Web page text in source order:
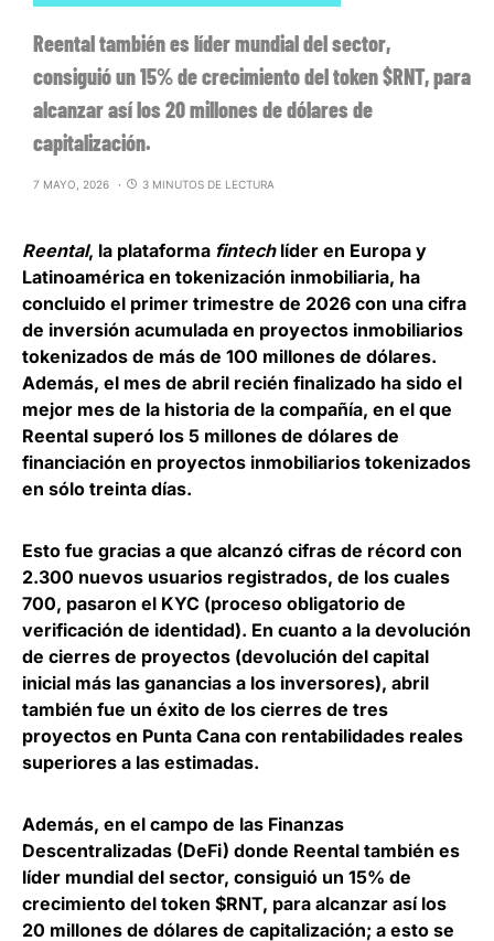
Reental también es líder mundial del sector,
consiguió un 15% de crecimiento del token $RNT, para
alcanzar así los 20 millones de dólares de
capitalización.
7 MAYO, 2026 3 MINUTOS DE LECTURA
Reental, la plataforma fintechlíder en Europa y
Latinoamérica en tokenización inmobiliaria, ha
concluido el primer trimestre de 2026 con una cifra
de inversión acumulada en proyectos inmobiliarios
tokenizados de más de 100 millones de dólares.
Además, el mes de abril recién finalizado ha sido el
mejor mes de la historia de la compañía, en el que
Reental superó los 5 millones de dólares de
financiación en proyectos inmobiliarios tokenizados
en sólo treinta días.
Esto fue gracias a que alcanzó cifras de récord con
2.300 nuevos usuarios registrados, de los cuales
700, pasaron el KYC (proceso obligatorio de
verificación de identidad). En cuanto a la devolución
de cierres de proyectos (devolución del capital
inicial más las ganancias a los inversores), abril
también fue un éxito de los cierres de tres
proyectos en Punta Cana con rentabilidades reales
superiores a las estimadas.
Además, en el campo de las Finanzas
Descentralizadas (DeFi) donde Reental también es
líder mundial del sector, consiguió un 15% de
crecimiento del token $RNT, para alcanzar así los
20 millones de dólares de capitalización; a esto se